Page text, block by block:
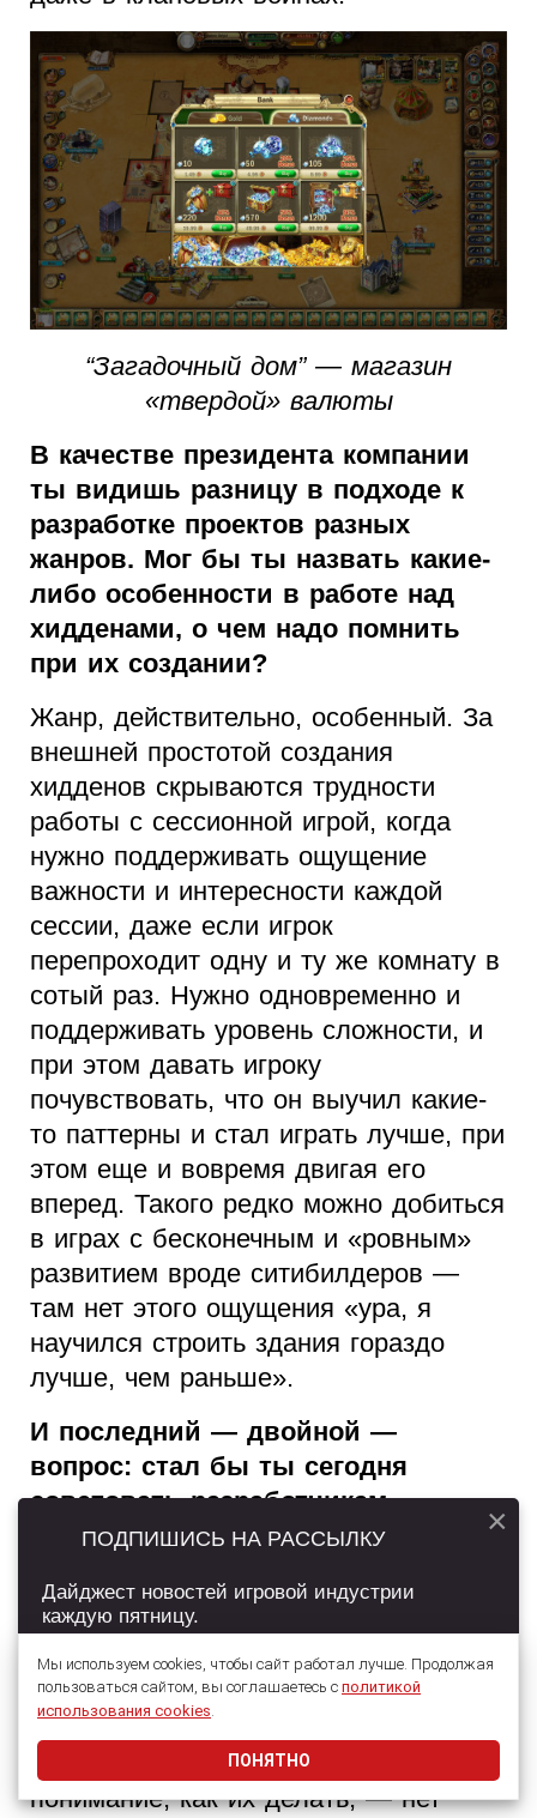
“Загадочный дом” — магазин
«твердой» валюты
В качестве президента компании
ты видишь разницу в подходе к
разработке проектов разных
жанров. Мог бы ты назвать какие-
либо особенности в работе над
хидденами, о чем надо помнить
при их создании?
Жанр, действительно, особенный. За
внешней простотой создания
хидденов скрываются трудности
работы с сессионной игрой, когда
нужно поддерживать ощущение
важности и интересности каждой
сессии, даже если игрок
перепроходит одну и ту же комнату в
сотый раз. Нужно одновременно и
поддерживать уровень сложности, и
при этом давать игроку
почувствовать, что он выучил какие-
то паттерны и стал играть лучше, при
этом еще и вовремя двигая его
вперед. Такого редко можно добиться
в играх с бесконечным и «ровным»
развитием вроде ситибилдеров —
там нет этого ощущения «ура, я
научился строить здания гораздо
лучше, чем раньше».
И последний — двойной —
вопрос: стал бы ты сегодня
советовать разработчикам
начинать работу над
планирует ли сама Game Insight
заниматься ими в будущем?
Любой жанр хорош, если умеешь его
фритуплейным хидденам и есть
понимание, как их делать, — нет
Мы используем cookies, чтобы сайт работал лучше. Продолжая
пользоваться сайтом, вы соглашаетесь с политикой
использования cookies.
ПОНЯТНО
ПОДПИШИСЬ НА РАССЫЛКУ
Дайджест новостей игровой индустрии
каждую пятницу.
Даю согласие на обработкуперсональных данных
×